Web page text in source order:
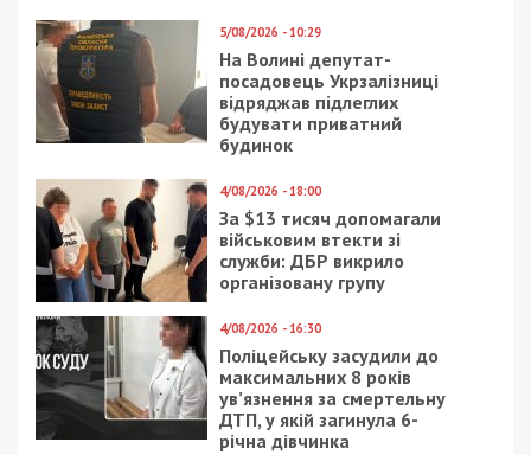
5/08/2026 - 10:29
На Волині депутат-
посадовець Укрзалізниці
відряджав підлеглих
будувати приватний
будинок
4/08/2026 - 18:00
За $13 тисяч допомагали
військовим втекти зі
служби: ДБР викрило
організовану групу
4/08/2026 - 16:30
Поліцейську засудили до
максимальних 8 років
ув’язнення за смертельну
ДТП, у якій загинула 6-
річна дівчинка